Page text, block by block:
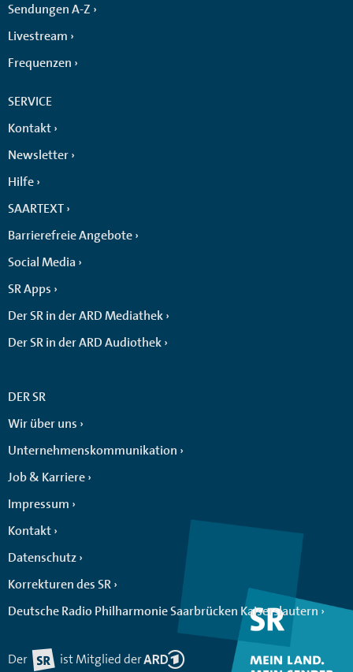
Sendungen A-Z
Livestream
Frequenzen
SERVICE
Kontakt
Newsletter
Hilfe
SAARTEXT
Barrierefreie Angebote
Social Media
SR Apps
Der SR in der ARD Mediathek
Der SR in der ARD Audiothek
DER SR
Wir über uns
Unternehmenskommunikation
Job & Karriere
Impressum
Kontakt
Datenschutz
Korrekturen des SR
Deutsche Radio Philharmonie Saarbrücken Kaiserslautern
Der ist Mitglied der